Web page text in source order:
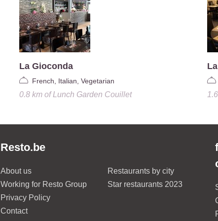
La Gioconda
French, Italian, Vegetarian
0.8 kmofLunch Garden Couillet
Resto.be
About us
Working for Resto Group
Privacy Policy
Contact
Restaurants by city
Star restaurants 2023